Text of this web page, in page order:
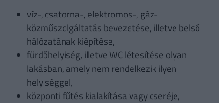
víz-, csatorna-, elektromos-, gáz-
közműszolgáltatás bevezetése, illetve belső
hálózatának kiépítése,
fürdőhelyiség, illetve WC létesítése olyan
lakásban, amely nem rendelkezik ilyen
helyiséggel,
központi fűtés kialakítása vagy cseréje,